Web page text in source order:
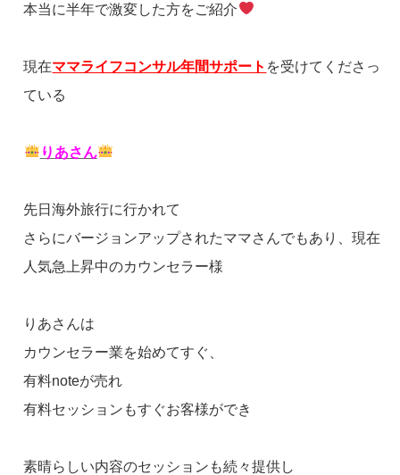
本当に半年で激変した方をご紹介
現在ママライフコンサル年間サポート を受けてくださっ
ている
りあさん
先日海外旅行に行かれて
さらにバージョンアップされたママさんでもあり、現在
人気急上昇中のカウンセラー様
りあさんは
カウンセラー業を始めてすぐ、
有料noteが売れ
有料セッションもすぐお客様ができ
素晴らしい内容のセッションも続々提供し